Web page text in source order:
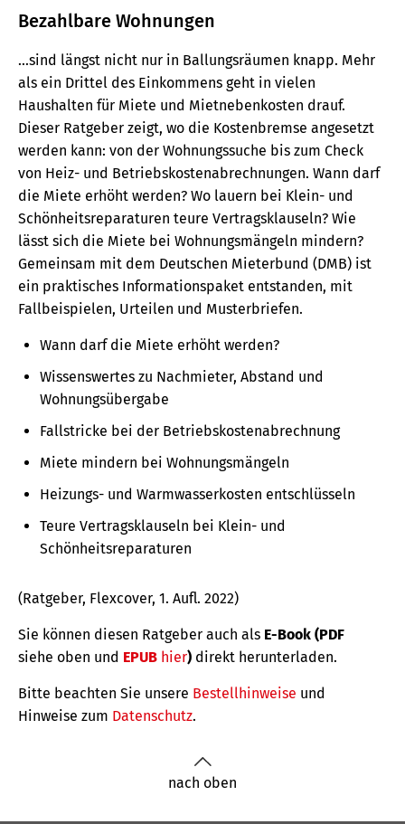
Bezahlbare Wohnungen
...sind längst nicht nur in Ballungsräumen knapp. Mehr
als ein Drittel des Einkommens geht in vielen
Haushalten für Miete und Mietnebenkosten drauf.
Dieser Ratgeber zeigt, wo die Kostenbremse angesetzt
werden kann: von der Wohnungssuche bis zum Check
von Heiz- und Betriebskostenabrechnungen. Wann darf
die Miete erhöht werden? Wo lauern bei Klein- und
Schönheitsreparaturen teure Vertragsklauseln? Wie
lässt sich die Miete bei Wohnungsmängeln mindern?
Gemeinsam mit dem Deutschen Mieterbund (DMB) ist
ein praktisches Informationspaket entstanden, mit
Fallbeispielen, Urteilen und Musterbriefen.
Wann darf die Miete erhöht werden?
Wissenswertes zu Nachmieter, Abstand und
Wohnungsübergabe
Fallstricke bei der Betriebskostenabrechnung
Miete mindern bei Wohnungsmängeln
Heizungs- und Warmwasserkosten entschlüsseln
Teure Vertragsklauseln bei Klein- und
Schönheitsreparaturen
(Ratgeber, Flexcover, 1. Aufl. 2022)
Sie können diesen Ratgeber auch als E-Book (PDF
siehe oben und EPUB hier) direkt herunterladen.
Bitte beachten Sie unsere Bestellhinweise und
Hinweise zum Datenschutz.
nach oben